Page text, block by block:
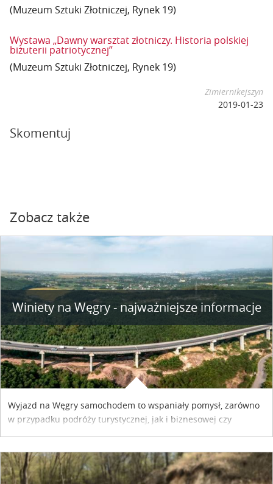
(Muzeum Sztuki Złotniczej, Rynek 19)
Wystawa „Dawny warsztat złotniczy. Historia polskiej
biżuterii patriotycznej”
(Muzeum Sztuki Złotniczej, Rynek 19)
Zimiernikejszyn
2019-01-23
Skomentuj
Zobacz także
Winiety na Węgry - najważniejsze informacje
Wyjazd na Węgry samochodem to wspaniały pomysł, zarówno
w przypadku podróży turystycznej, jak i biznesowej czy
współpracy reklamowej z Hungary Vignette.